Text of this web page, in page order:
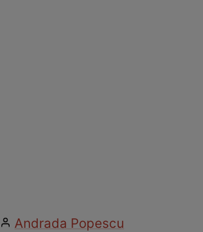
Andrada Popescu